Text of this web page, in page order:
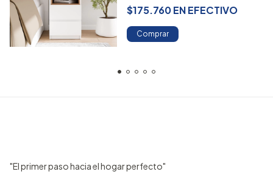
$175.760ENEFECTIVO
Comprar
"El primer paso hacia el hogar perfecto"